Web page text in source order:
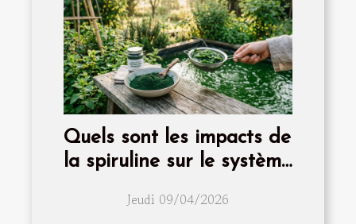
Quels sont les impacts de
la spiruline sur le système
Jeudi 09/04/2026